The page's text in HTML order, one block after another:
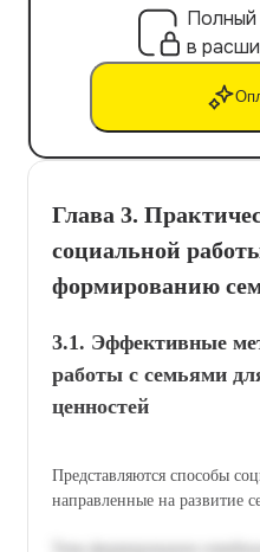
Полный
в
Глава 3.
социальной
формированию
3.1. Эффективные
работы с семьями
ценностей
Представляются способы
направленные на развитие